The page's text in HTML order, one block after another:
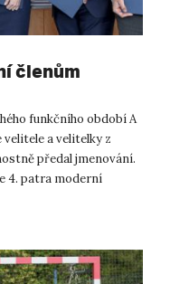
členům
funkčního období A
velitele a velitelky z
předal jmenování.
4. patra moderní